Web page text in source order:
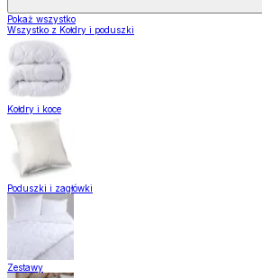
Pokaż wszystko
Wszystko z Kołdry i poduszki
Kołdry i koce
Poduszki i zagłówki
Zestawy